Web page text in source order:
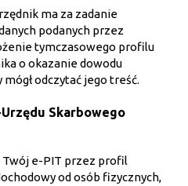
ma za zadanie
podanych przez
tymczasowego profilu
o okazanie dowodu
odczytać jego treść.
Skarbowego
Twój e-PIT przez profil
od osób fizycznych,